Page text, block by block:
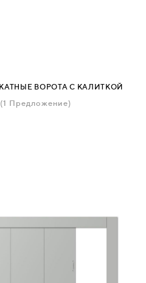
ВОРОТА С КАЛИТКОЙ
(1 Предложение)